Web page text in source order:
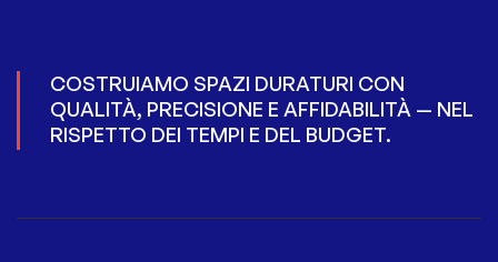
COSTRUIAMO SPAZI DURATURI CON
QUALITÀ, PRECISIONE E AFFIDABILITÀ — NEL
RISPETTO DEI TEMPI E DEL BUDGET.